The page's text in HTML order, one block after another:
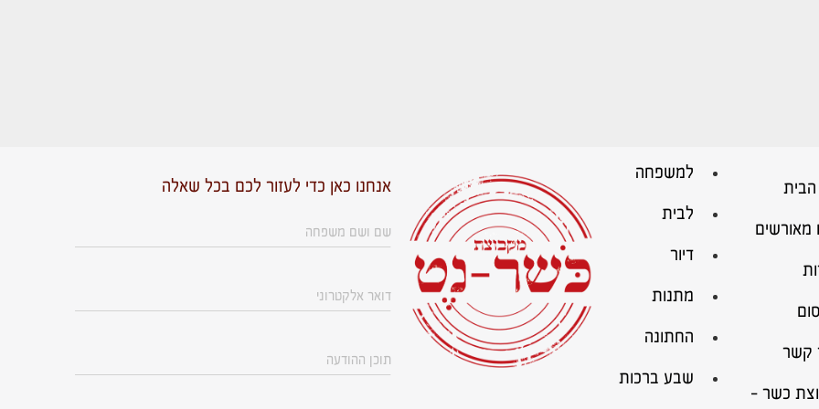
מאורשים
קשר
כשר –
למשפחה
לבית
דיור
מתנות
החתונה
שבע ברכות
אנחנו כאן כדי לעזור לכם בכל שאלה